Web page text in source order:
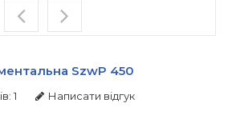
SzwP 450
1 Написати відгук